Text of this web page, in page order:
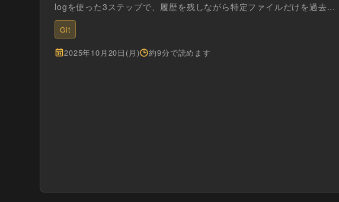
logを使った3ステップで、履歴を残しながら特定ファイルだけを過去...
Git
2025年10月20日(月) 約9分で読めます